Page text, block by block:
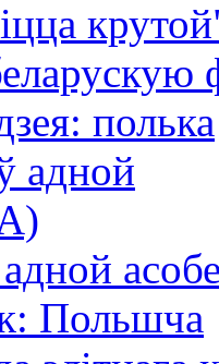
адной